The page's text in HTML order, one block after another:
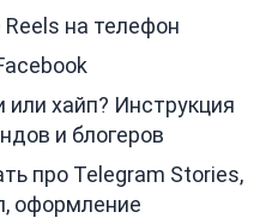
на телефон
хайп? Инструкция
и блогеров
про Telegram Stories,
оформление